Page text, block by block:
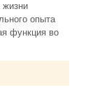
жизни
опыта
функция во